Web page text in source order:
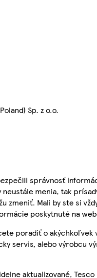
Sp. z o.o.
správnosť
menia, tak
zmeniť. Mali by ste si
poskytnuté na
poradiť o akýchkoľvek
servis, alebo výrobcu
aktualizované, Tesco